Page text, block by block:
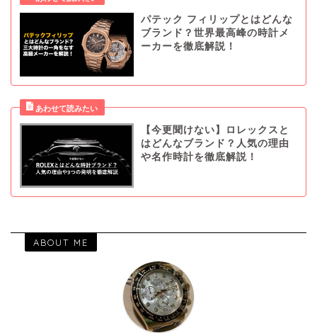
パテック フィリップとはどんな
ブランド？世界最高峰の時計メ
ーカーを徹底解説！
【今更聞けない】ロレックスと
はどんなブランド？人気の理由
や名作時計を徹底解説！
ABOUT ME